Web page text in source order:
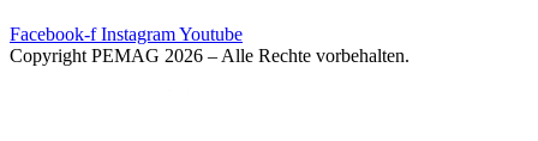
Facebook-f InstagramYoutube
Copyright PEMAG 2026 – Alle Rechte vorbehalten.